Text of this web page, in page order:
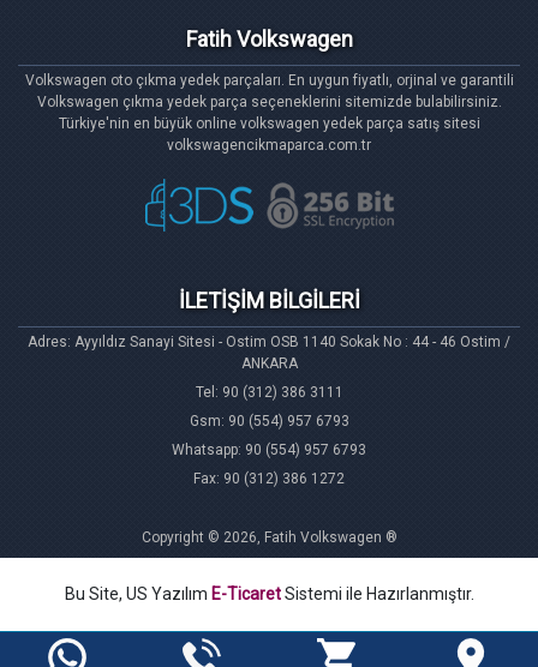
Fatih Volkswagen
Volkswagen oto çıkma yedek parçaları. En uygun fiyatlı, orjinal ve garantili
Volkswagen çıkma yedek parça seçeneklerini sitemizde bulabilirsiniz.
Türkiye'nin en büyük online volkswagen yedek parça satış sitesi
volkswagencikmaparca.com.tr
İLETİŞİM BİLGİLERİ
Adres: Ayyıldız Sanayi Sitesi - Ostim OSB 1140 Sokak No : 44 - 46 Ostim /
ANKARA
Tel: 90 (312) 386 3111
Gsm: 90 (554) 957 6793
Whatsapp: 90 (554) 957 6793
Fax: 90 (312) 386 1272
Copyright © 2026, Fatih Volkswagen ®
Bu Site, US Yazılım E-TicaretSistemi ile Hazırlanmıştır.